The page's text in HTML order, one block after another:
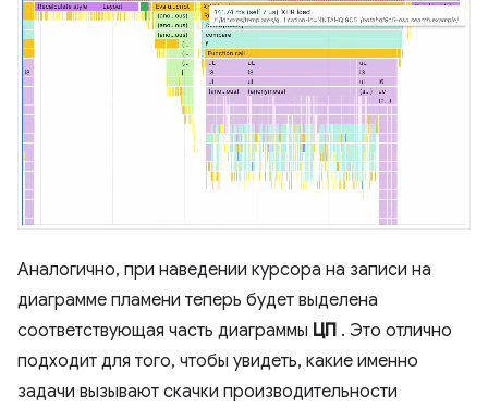
Аналогично, при наведении курсора на записи на
диаграмме пламени теперь будет выделена
соответствующая часть диаграммы ЦП . Это отлично
подходит для того, чтобы увидеть, какие именно
задачи вызывают скачки производительности